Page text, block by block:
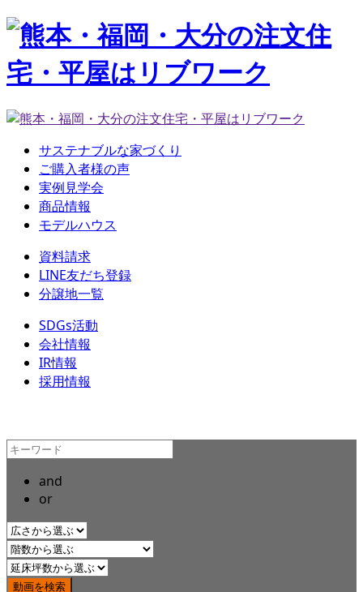
サステナブルな家づくり
ご購入者様の声
実例見学会
商品情報
モデルハウス
資料請求
LINE友だち登録
分譲地一覧
SDGs活動
会社情報
IR情報
採用情報
and
or